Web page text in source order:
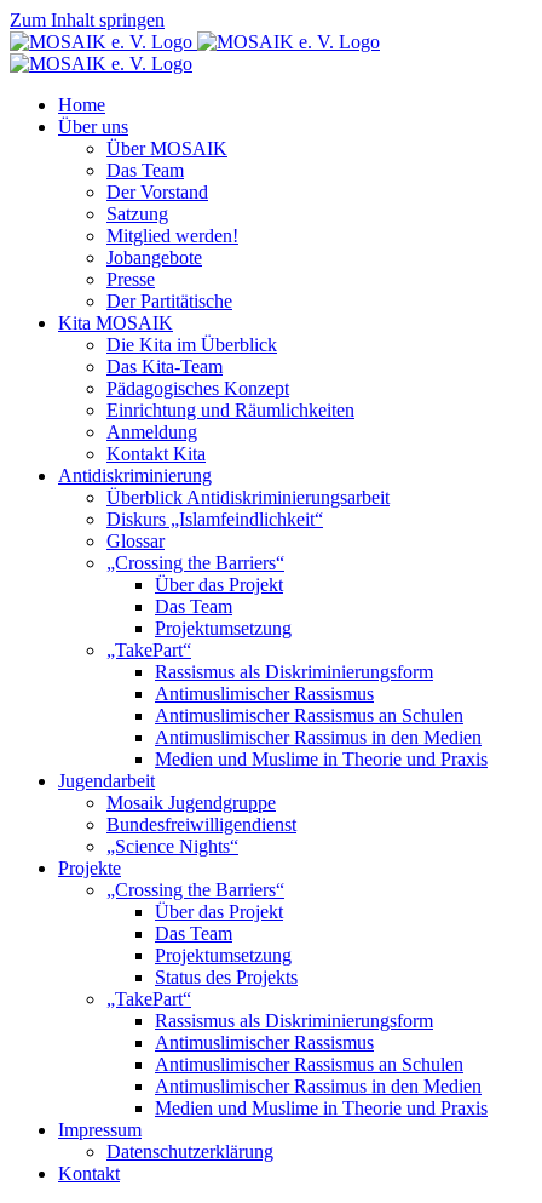
Zum Inhalt springen
Home
Über uns
Über MOSAIK
Das Team
Der Vorstand
Satzung
Mitglied werden!
Jobangebote
Presse
Der Partitätische
Kita MOSAIK
Die Kita im Überblick
Das Kita-Team
Pädagogisches Konzept
Einrichtung und Räumlichkeiten
Anmeldung
Kontakt Kita
Antidiskriminierung
Überblick Antidiskriminierungsarbeit
Diskurs „Islamfeindlichkeit“
Glossar
„Crossing the Barriers“
Über das Projekt
Das Team
Projektumsetzung
„TakePart“
Rassismus als Diskriminierungsform
Antimuslimischer Rassismus
Antimuslimischer Rassismus an Schulen
Antimuslimischer Rassimus in den Medien
Medien und Muslime in Theorie und Praxis
Jugendarbeit
Mosaik Jugendgruppe
Bundesfreiwilligendienst
„Science Nights“
Projekte
„Crossing the Barriers“
Über das Projekt
Das Team
Projektumsetzung
Status des Projekts
„TakePart“
Rassismus als Diskriminierungsform
Antimuslimischer Rassismus
Antimuslimischer Rassismus an Schulen
Antimuslimischer Rassimus in den Medien
Medien und Muslime in Theorie und Praxis
Impressum
Datenschutz­erklärung
Kontakt